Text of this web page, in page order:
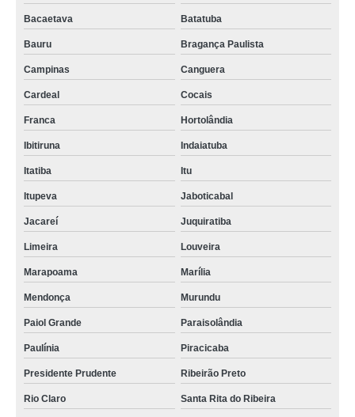
Bacaetava Batatuba
Bauru Bragança Paulista
Campinas Canguera
Cardeal Cocais
Franca Hortolândia
Ibitiruna Indaiatuba
Itatiba Itu
Itupeva Jaboticabal
Jacareí Juquiratiba
Limeira Louveira
Marapoama Marília
Mendonça Murundu
Paiol Grande Paraisolândia
Paulínia Piracicaba
Presidente Prudente Ribeirão Preto
Rio Claro Santa Rita do Ribeira